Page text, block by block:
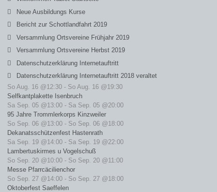
Neue Ausbildungs Kurse
Bericht zur Schottlandfahrt 2019
Versammlung Ortsvereine Frühjahr 2019
Versammlung Ortsvereine Herbst 2019
Datenschutzerklärung Internetauftritt
Datenschutzerklärung Internetauftritt 2018 veraltet
So Aug. 16 @12:30 - So Aug. 16 @19:30
Selfkantplakette Isenbruch
Sa Sep. 05 @13:00 - Sa Sep. 05 @20:00
95 Jahre Trommlerkorps Kinzweiler
So Sep. 06 @13:00 - So Sep. 06 @18:00
Dekanatsschützenfest Hastenrath
Sa Sep. 19 @14:00 - Sa Sep. 19 @22:00
Lambertuskirmes u Vogelschuß
So Sep. 20 @10:00 - So Sep. 20 @11:00
Messe Pfarrcäcilienchor
So Sep. 27 @14:00 - So Sep. 27 @18:00
Oktoberfest Saeffelen